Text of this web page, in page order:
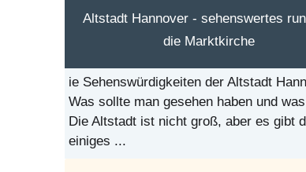
Altstadt Hannover - sehenswertes
die Marktkirche
ie Sehenswürdigkeiten der Altstadt
Was sollte man gesehen haben und
Die Altstadt ist nicht groß, aber es gibt
einiges ...